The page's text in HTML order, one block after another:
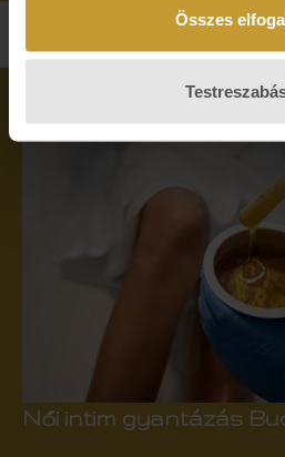
Összes
Női intim gyantázás